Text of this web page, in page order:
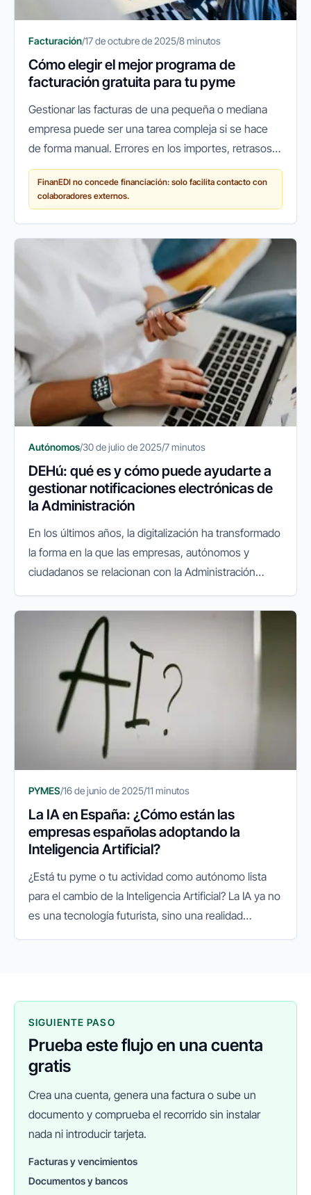
Facturación/17 de octubre de 2025/8 minutos
Cómo elegir el mejor programa de
facturación gratuita para tu pyme
Gestionar las facturas de una pequeña o mediana
empresa puede ser una tarea compleja si se hace
de forma manual. Errores en los importes, retrasos
en los cobros o pérdidas de documentos son
problemas habituales que...
FinanEDI no concede financiación: solo facilita contacto con
colaboradores externos.
Autónomos/30 de julio de 2025/7 minutos
DEHú: qué es y cómo puede ayudarte a
gestionar notificaciones electrónicas de
la Administración
En los últimos años, la digitalización ha transformado
la forma en la que las empresas, autónomos y
ciudadanos se relacionan con la Administración
VeriFactu y las gestiones...
PYMES/16 de junio de 2025/11 minutos
La IA en España: ¿Cómo están las
empresas españolas adoptando la
Inteligencia Artificial?
¿Está tu pyme o tu actividad como autónomo lista
para el cambio de la Inteligencia Artificial? La IA ya no
es una tecnología futurista, sino una realidad
SIGUIENTE PASO
Prueba este flujo en una cuenta
gratis
Crea una cuenta, genera una factura o sube un
documento y comprueba el recorrido sin instalar
nada ni introducir tarjeta.
Facturas y vencimientos
Documentos y bancos
FINANEDI